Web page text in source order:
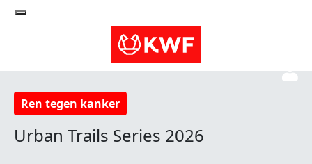
Ren tegen kanker
Urban Trails Series 2026